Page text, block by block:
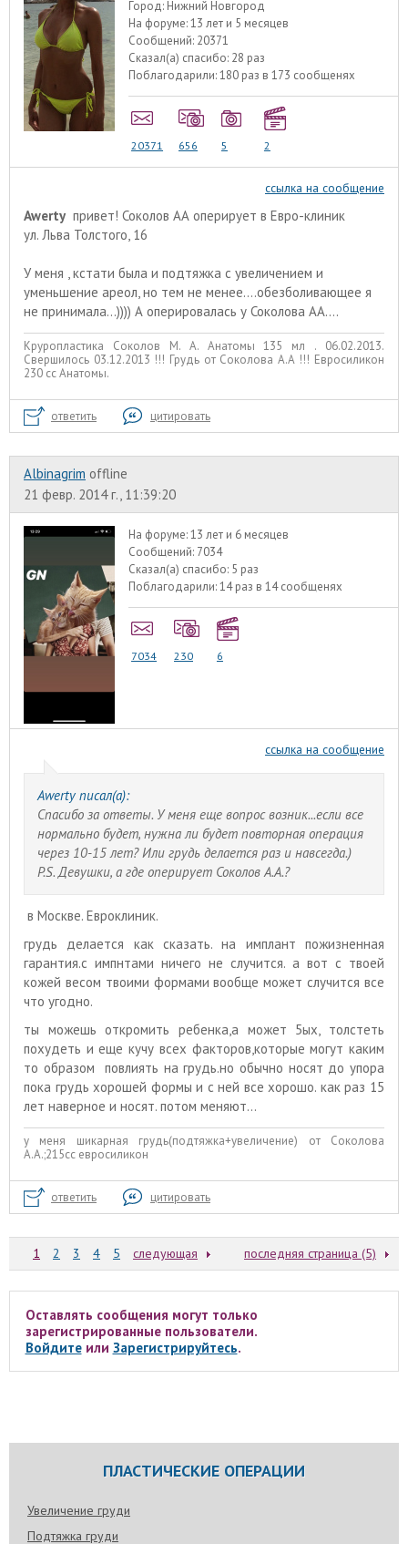
Город: Нижний Новгород
На форуме:13 лет и 5 месяцев
Сообщений: 20371
Сказал(а) спасибо: 28 раз
Поблагодарили:180 раз в 173 сообщенях
20371 656 5 2
ссылка на сообщение
Awerty привет! Соколов АА оперирует в Евро-клиник
ул. Льва Толстого, 16
У меня , кстати была и подтяжка с увеличением и
уменьшение ареол, но тем не менее....обезболивающее я
не принимала...)))) А оперировалась у Соколова АА....
Круропластика Соколов М. А. Анатомы 135 мл . 06.02.2013.
Свершилось 03.12.2013 !!! Грудь от Соколова А.А !!! Евросиликон
230 сс Анатомы.
ответить цитировать
Albinagrim offline
21 февр. 2014 г., 11:39:20
На форуме:13 лет и 6 месяцев
Сообщений: 7034
Сказал(а) спасибо: 5 раз
Поблагодарили:14 раз в 14 сообщенях
7034 230 6
ссылка на сообщение
Awerty писал(а):
Спасибо за ответы. У меня еще вопрос возник...если все
нормально будет, нужна ли будет повторная операция
через 10-15 лет? Или грудь делается раз и навсегда.)
P.S. Девушки, а где оперирует Соколов А.А.?
в Москве. Евроклиник.
грудь делается как сказать. на имплант пожизненная
гарантия.с импнтами ничего не случится. а вот с твоей
кожей весом твоими формами вообще может случится все
что угодно.
ты можешь откромить ребенка,а может 5ых, толстеть
похудеть и еще кучу всех факторов,которые могут каким
то образом повлиять на грудь.но обычно носят до упора
пока грудь хорошей формы и с ней все хорошо. как раз 15
лет наверное и носят. потом меняют...
у меня шикарная грудь(подтяжка+увеличение) от Соколова
А.А.;215сс евросиликон
ответить цитировать
1 2 3 4 5 следующая последняя страница (5)
Оставлять сообщения могут только
зарегистрированные пользователи.
Войдитеили Зарегистрируйтесь.
ПЛАСТИЧЕСКИЕ ОПЕРАЦИИ
Увеличение груди
Подтяжка груди